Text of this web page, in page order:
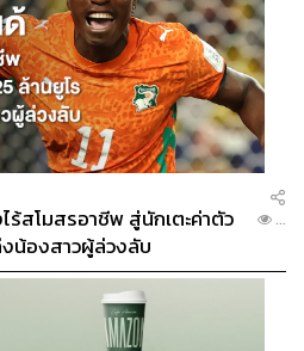
ร้สโมสรอาชีพ สู่นักเตะค่าตัว
น้องสาวผู้ล่วงลับ
...